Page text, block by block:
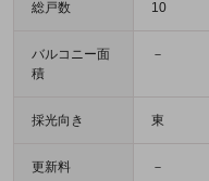
総戸数 10
バルコニー面
積
－
採光向き 東
更新料 －